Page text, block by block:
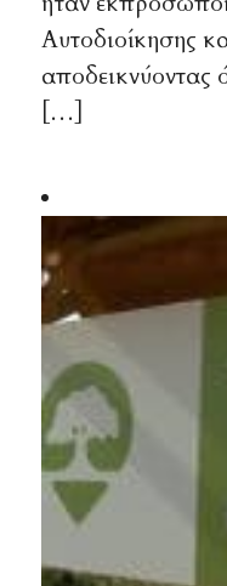
Αυτοδιοίκησης
αποδεικνύοντας
[…]